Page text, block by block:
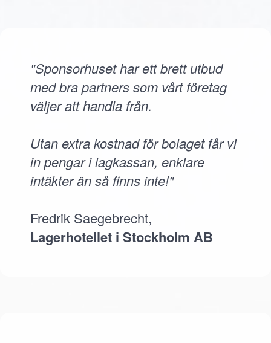
"Sponsorhuset har ett brett utbud
med bra partners som vårt företag
väljer att handla från.
Utan extra kostnad för bolaget får vi
in pengar i lagkassan, enklare
intäkter än så finns inte!"
Fredrik Saegebrecht,
Lagerhotellet i Stockholm AB